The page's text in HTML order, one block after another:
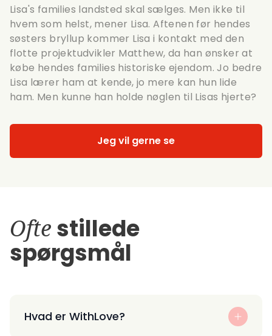
Lisa's families landsted skal sælges. Men ikke til
hvem som helst, mener Lisa. Aftenen før hendes
søsters bryllup kommer Lisa i kontakt med den
flotte projektudvikler Matthew, da han ønsker at
købe hendes families historiske ejendom. Jo bedre
Lisa lærer ham at kende, jo mere kan hun lide
ham. Men kunne han holde nøglen til Lisas hjerte?
Jeg vil gerne se
Ofte stillede
spørgsmål
Hvad er WithLove?